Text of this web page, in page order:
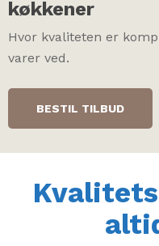
køkkener
Hvor kvaliteten er
varer ved.
BESTIL TILBUD